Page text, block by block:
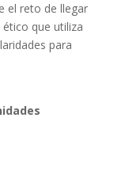
el reto de llegar
que utiliza
para